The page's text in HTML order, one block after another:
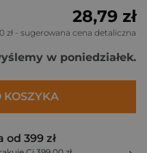
28,79 zł
zł - sugerowana cena detaliczna
w poniedziałek.
KOSZYKA
399 zł